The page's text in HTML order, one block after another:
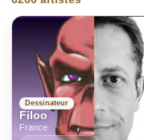
Dessinateur
Filoo
France